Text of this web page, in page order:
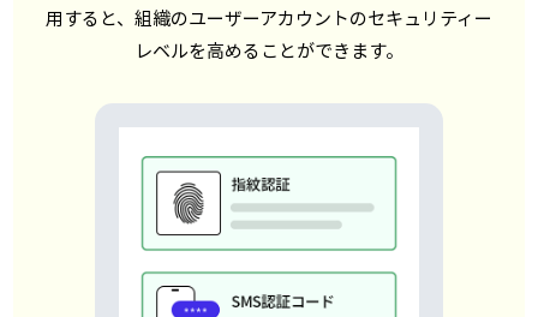
用すると、組織のユーザーアカウントのセキュリティー
レベルを高めることができます。